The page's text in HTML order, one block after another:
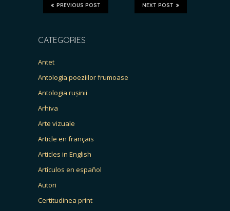
NEXT POST
PREVIOUS POST
CATEGORIES
Antet
Antologia poeziilor frumoase
Antologia rușinii
Arhiva
Arte vizuale
Article en français
Articles in English
Artículos en español
Autori
Certitudinea print